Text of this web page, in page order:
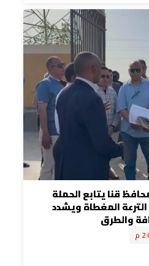
قنا يتابع الحملة
المغطاة ويشدد
والطرق